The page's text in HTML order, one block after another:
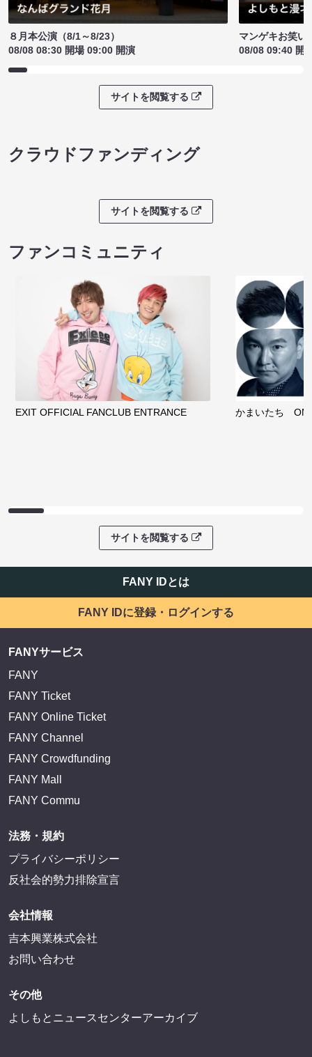
８月本公演（8/1～8/23）
08/08 08:30 開場 09:00 開演
マンゲキお笑い
08/08 09:40 開
サイトを閲覧する
クラウドファンディング
サイトを閲覧する
ファンコミュニティ
EXIT OFFICIAL FANCLUB ENTRANCE かまいたち
サイトを閲覧する
FANY IDとは
FANY IDに登録・ログインする
FANYサービス
FANY
FANY Ticket
FANY Online Ticket
FANY Channel
FANY Crowdfunding
FANY Mall
FANY Commu
法務・規約
プライバシーポリシー
反社会的勢力排除宣言
会社情報
吉本興業株式会社
お問い合わせ
その他
よしもとニュースセンターアーカイブ